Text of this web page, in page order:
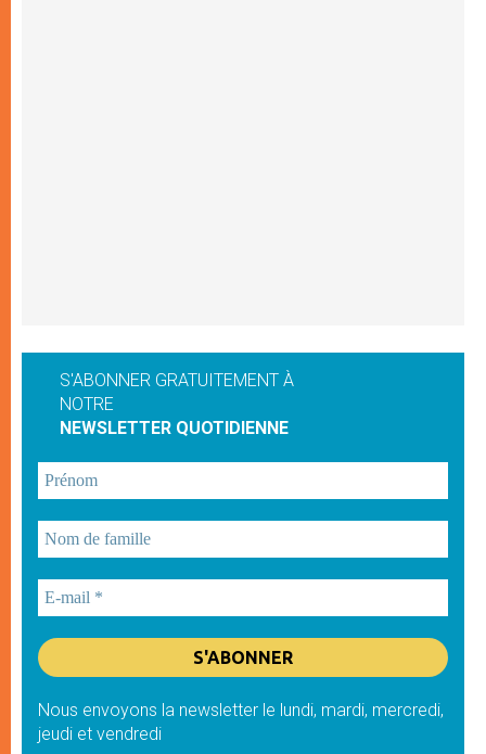
S'ABONNER GRATUITEMENT À
NOTRE
NEWSLETTER QUOTIDIENNE
Nous envoyons la newsletter le lundi, mardi, mercredi,
jeudi et vendredi